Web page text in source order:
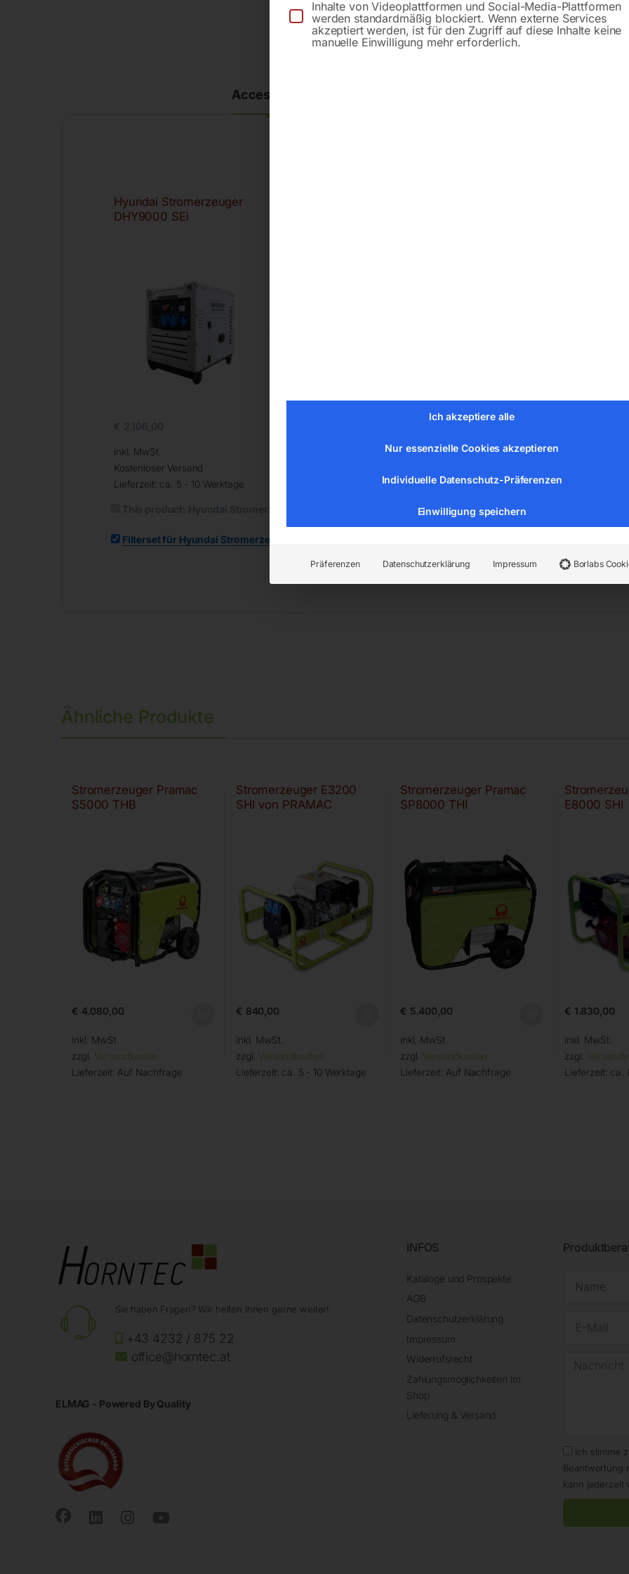
Anfrageformular
Accessories
Hyundai Stromerzeuger
DHY9000 SEi
inkl. MwSt.
Kostenloser Versand
Lieferzeit: ca. 5 - 10 Werktage ca. 5 - 10 Werktage
2.106,00
Filterset für Hyundai Stromerzeuger DHY6000, -8500, -8600 -9000 Serie
Ähnliche Produkte
Stromerzeuger Pramac
S5000 THB
€ 4.080,00
inkl. MwSt.
zzgl. Versandkosten
Lieferzeit: Auf Nachfrage
Stromerzeuger E3200
SHI von PRAMAC
€ 840,00
inkl. MwSt.
zzgl. Versandkosten
Lieferzeit: ca. 5 - 10 Werktage
Stromerzeuger Pramac
SP8000 THI
€ 5.400,00
inkl. MwSt.
zzgl. Versandkosten
Lieferzeit: Auf Nachfrage
E8000 SHI
€ 1.830,00
inkl. MwSt.
zzgl.
Lieferzeit: ca.
Sie haben Fragen? Wir helfen Ihnen gerne weiter!
+43 4232 / 875 22
office@horntec.at
ELMAG - Powered By Quality
INFOS
Kataloge und Prospekte
AGB
Datenschutzerklärung
Impressum
Widerrufsrecht
Zahlungsmöglichkeiten im
Shop
Lieferung & Versand
Ich stimme
Beantwortung
kann jederzeit
Inhalte von Videoplattformen und Social-Media-Plattformen
werden standardmäßig blockiert. Wenn externe Services
akzeptiert werden, ist für den Zugriff auf diese Inhalte keine
manuelle Einwilligung mehr erforderlich.
Ich akzeptiere alle
Nur essenzielle Cookies akzeptieren
Individuelle Datenschutz-Präferenzen
Einwilligung speichern
Präferenzen Datenschutzerklärung Impressum Borlabs